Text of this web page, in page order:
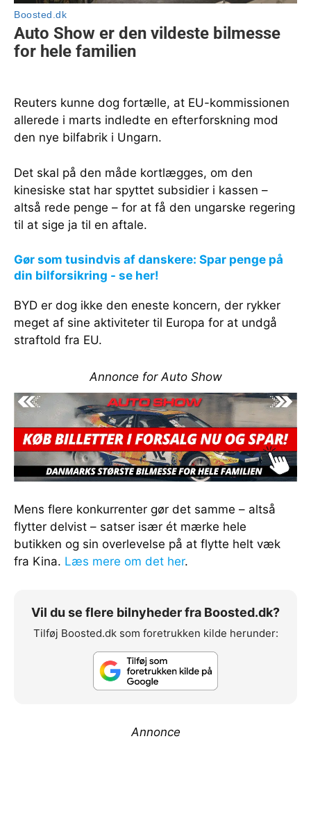
Reuters kunne dog fortælle, at EU-kommissionen
allerede i marts indledte en efterforskning mod
den nye bilfabrik i Ungarn.
Det skal på den måde kortlægges, om den
kinesiske stat har spyttet subsidier i kassen –
altså rede penge – for at få den ungarske regering
til at sige ja til en aftale.
Gør som tusindvis af danskere: Spar penge på
din bilforsikring - se her!
BYD er dog ikke den eneste koncern, der rykker
meget af sine aktiviteter til Europa for at undgå
straftold fra EU.
Annonce for Auto Show
Mens flere konkurrenter gør det samme – altså
flytter delvist – satser især ét mærke hele
butikken og sin overlevelse på at flytte helt væk
fra Kina. Læs mere om det her.
Vil du se flere bilnyheder fra Boosted.dk?
Tilføj Boosted.dk som foretrukken kilde herunder:
Annonce